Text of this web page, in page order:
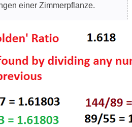
einer Zimmerpflanze.